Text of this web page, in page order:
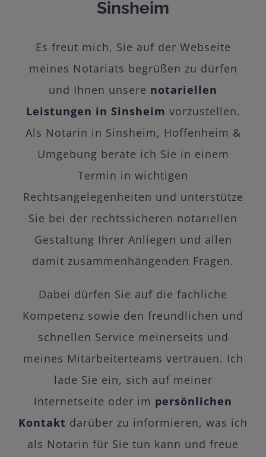
Sinsheim
Es freut mich, Sie auf der Webseite
meines Notariats begrüßen zu dürfen
und Ihnen unsere notariellen
Leistungen in Sinsheim vorzustellen.
Als Notarin in Sinsheim, Hoffenheim &
Umgebung berate ich Sie in einem
Termin in wichtigen
Rechtsangelegenheiten und unterstütze
Sie bei der rechtssicheren notariellen
Gestaltung Ihrer Anliegen und allen
damit zusammenhängenden Fragen.
Dabei dürfen Sie auf die fachliche
Kompetenz sowie den freundlichen und
schnellen Service meinerseits und
meines Mitarbeiterteams vertrauen. Ich
lade Sie ein, sich auf meiner
Internetseite oder im persönlichen
Kontakt darüber zu informieren, was ich
als Notarin für Sie tun kann und freue